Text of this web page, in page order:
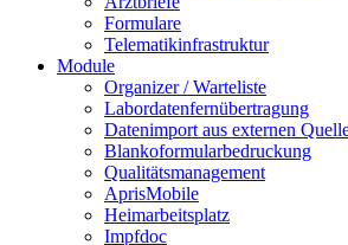
Formulare
Telematikinfrastruktur
Module
Organizer / Warteliste
Labordatenfernübertragung
Datenimport aus externen
Blankoformularbedruckung
Qualitätsmanagement
AprisMobile
Heimarbeitsplatz
Impfdoc